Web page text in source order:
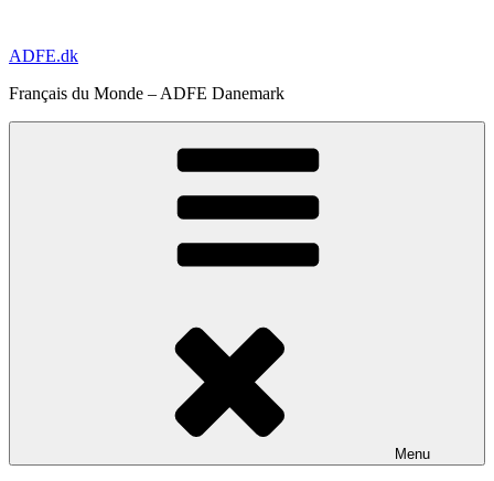
contenu
ADFE.dk
Français du Monde – ADFE Danemark
Menu